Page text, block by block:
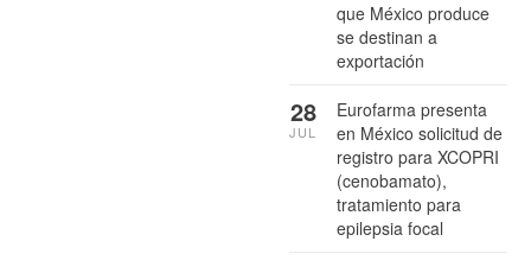
que México produce
se destinan a
exportación
Eurofarma presenta
en México solicitud de
registro para XCOPRI
(cenobamato),
tratamiento para
epilepsia focal
28
JUL